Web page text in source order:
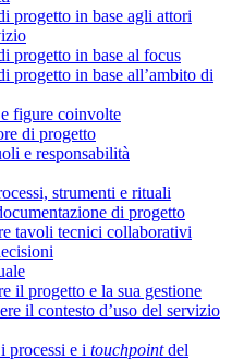
progetto in base agli attori
progetto in base al focus
progetto in base all’ambito di
figure coinvolte
di progetto
e responsabilità
strumenti e rituali
di progetto
tavoli tecnici collaborativi
il progetto e la sua gestione
il contesto d’uso del servizio
processi e i touchpointdel